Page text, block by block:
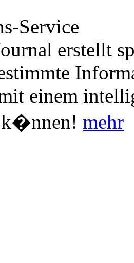
Service
erstellt
einem
k�nnen! mehr